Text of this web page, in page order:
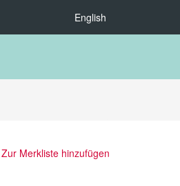
English
Zur Merkliste hinzufügen